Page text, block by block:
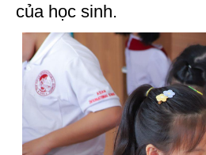
của học sinh.